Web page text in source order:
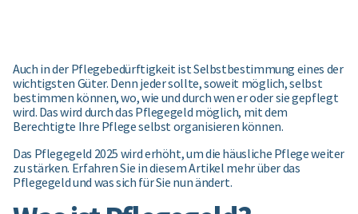
Auch in der Pflegebedürftigkeit ist Selbstbestimmung eines der
wichtigsten Güter. Denn jeder sollte, soweit möglich, selbst
bestimmen können, wo, wie und durch wen er oder sie gepflegt
wird. Das wird durch das Pflegegeld möglich, mit dem
Berechtigte Ihre Pflege selbst organisieren können.
Das Pflegegeld 2025 wird erhöht, um die häusliche Pflege weiter
zu stärken. Erfahren Sie in diesem Artikel mehr über das
Pflegegeld und was sich für Sie nun ändert.